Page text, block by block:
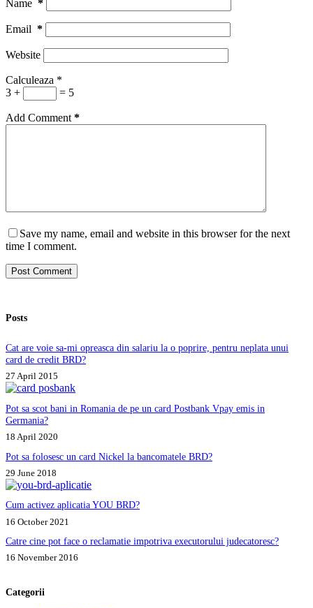
Name *
Email *
Website
Calculeaza *
3 +
= 5
Add Comment *
Save my name, email and website in this browser for the next
time I comment.
Post Comment
Posts
Cat are voie sa-mi opreasca din salariu la o poprire, pentru neplata unui
card de credit BRD?
27 April 2015
Pot sa scot bani in Romania de pe un card Postbank Vpay emis in
Germania?
18 April 2020
Pot sa folosesc un card Nickel la bancomatele BRD?
29 June 2018
Cum activez aplicatia YOU BRD?
16 October 2021
Catre cine pot face o reclamatie impotriva executorului judecatoresc?
16 November 2016
Categorii